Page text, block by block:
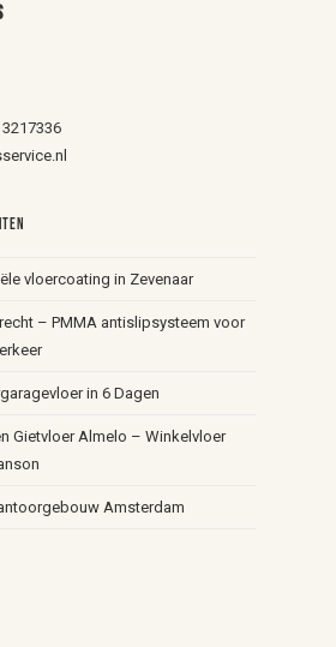
vloercoating in Zevenaar
– PMMA antislipsysteem voor
in 6 Dagen
Gietvloer Almelo – Winkelvloer
Amsterdam